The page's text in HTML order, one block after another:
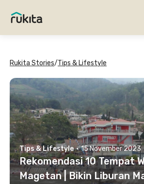
Rukita Stories/Tips & Lifestyle
Tips & Lifestyle · 15 November 2023
Rekomendasi 10 Tempat
Magetan | Bikin Liburan